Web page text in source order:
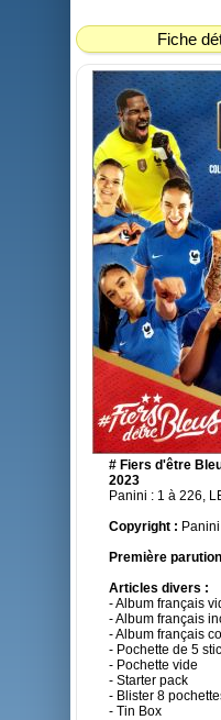
Fiche
# Fiers d'être
2023
Panini : 1 à 226,
Copyright : Panini
Première
Articles divers :
- Album français
- Album français
- Album français
- Pochette de 5
- Pochette vide
- Starter pack
- Blister 8
- Tin Box